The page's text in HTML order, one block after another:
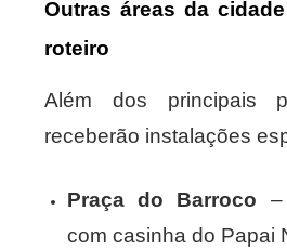
Outras áreas da
roteiro
Além dos principais
receberão instalações
Praça do Barroco –
com casinha do Papai